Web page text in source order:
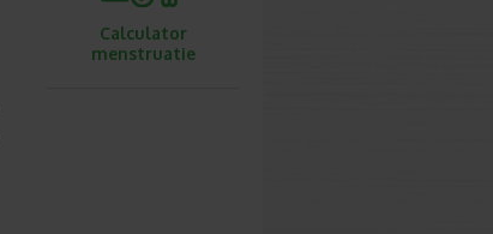
Calculator
menstruatie